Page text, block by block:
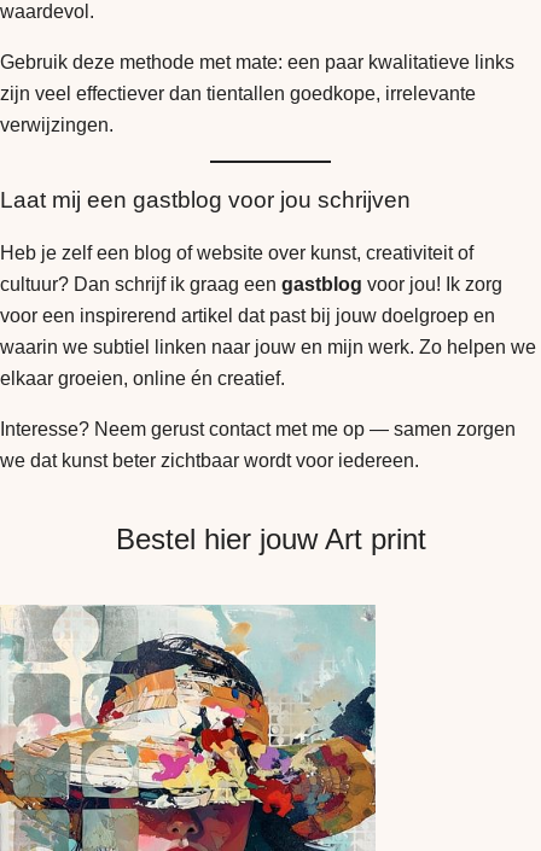
waardevol.
Gebruik deze methode met mate: een paar kwalitatieve links
zijn veel effectiever dan tientallen goedkope, irrelevante
verwijzingen.
Laat mij een gastblog voor jou schrijven
Heb je zelf een blog of website over kunst, creativiteit of
cultuur? Dan schrijf ik graag een gastblog voor jou! Ik zorg
voor een inspirerend artikel dat past bij jouw doelgroep en
waarin we subtiel linken naar jouw en mijn werk. Zo helpen we
elkaar groeien, online én creatief.
Interesse? Neem gerust contact met me op — samen zorgen
we dat kunst beter zichtbaar wordt voor iedereen.
Bestel hier jouw Art print